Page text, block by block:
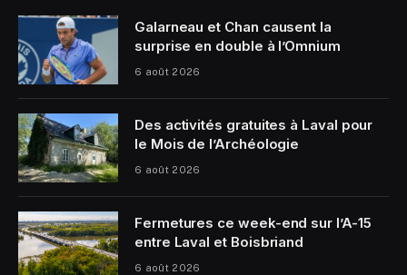
Galarneau et Chan causent la
surprise en double à l’Omnium
6 août 2026
Des activités gratuites à Laval pour
le Mois de l’Archéologie
6 août 2026
Fermetures ce week-end sur l’A-15
entre Laval et Boisbriand
6 août 2026